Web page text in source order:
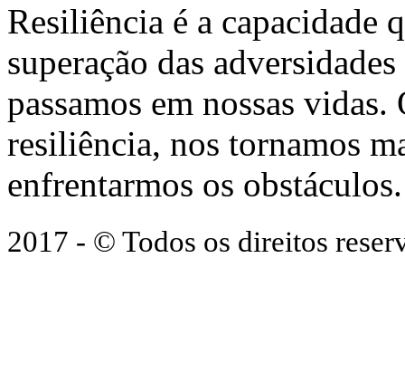
Resiliência é a capacidade
superação das
passamos em nossas
resiliência, nos tornamos
enfrentarmos os obstáculos.
2017 - © Todos os direitos